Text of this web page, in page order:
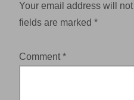
Your email address will
fields are marked *
Comment *